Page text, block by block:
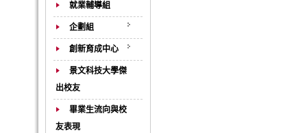
就業輔導組
企劃組
創新育成中心
景文科技大學傑
出校友
畢業生流向與校
友表現